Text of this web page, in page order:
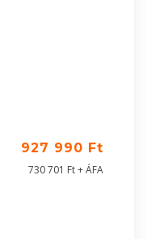
927 990 Ft
730 701 Ft + ÁFA